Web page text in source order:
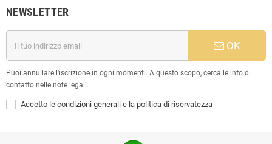
NEWSLETTER
OK
Puoi annullare l'iscrizione in ogni momenti. A questo scopo, cerca le info di
contatto nelle note legali.
Accetto le condizioni generali e la politica di riservatezza